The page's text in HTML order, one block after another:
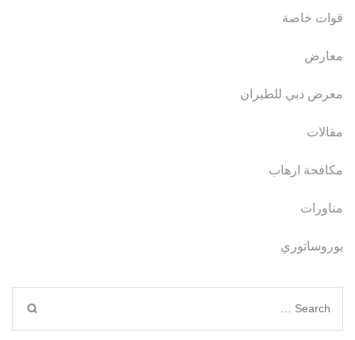
قوات خاصة
معارض
معرض دبي للطيران
مقالات
مكافحة ارهاب
مناورات
يوروساتوري
Search
for: